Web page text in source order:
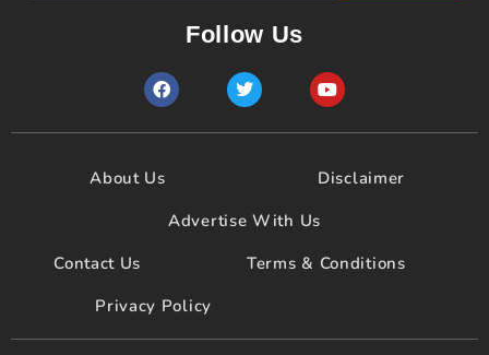
Follow Us
F
a
e
o
T
w
t
Y
o
t
b
e
About Us
Disclaimer
Advertise With Us
Contact Us
Terms & Conditions
Privacy Policy